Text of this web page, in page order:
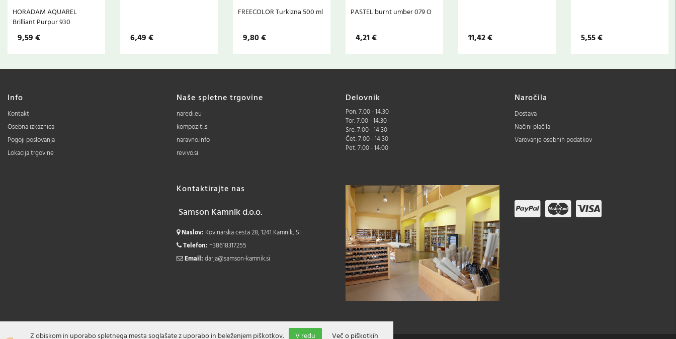
HORADAM AQUAREL
Brilliant Purpur 930
9,59 € 6,49 €
FREECOLOR Turkizna 500 ml
9,80 €
PASTEL burnt umber 079 O
4,21 € 11,42 € 5,55 €
Info
Kontakt
Osebna izkaznica
Pogoji poslovanja
Lokacija trgovine
Naše spletne trgovine
naredi.eu
kompoziti.si
naravno.info
revivo.si
Delovnik
Pon. 7:00 - 14:30
Tor. 7:00 - 14:30
Sre. 7:00 - 14:30
Čet. 7:00 - 14:30
Pet. 7:00 - 14:00
Naročila
Dostava
Načini plačila
Varovanje osebnih podatkov
Kontaktirajte nas
Samson Kamnik d.o.o.
Naslov: Kovinarska cesta 28, 1241 Kamnik, SI
Telefon:+38618317255
Email:darja@samson-kamnik.si
Z obiskom in uporabo spletnega mesta soglašate z uporabo in beleženjem piškotkov. V redu Več o piškotkih